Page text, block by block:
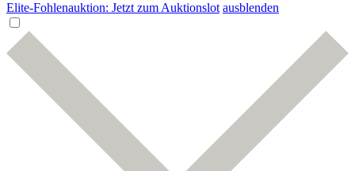
Elite-Fohlenauktion: Jetzt zum Auktionslot ausblenden